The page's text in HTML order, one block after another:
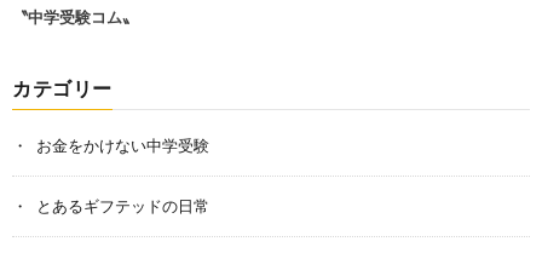
〝中学受験コム〟
カテゴリー
お金をかけない中学受験
とあるギフテッドの日常